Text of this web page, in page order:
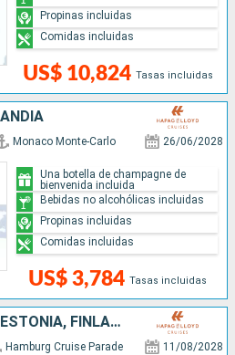
US$ 10,824 Tasas incluidas
Propinas incluidas
Comidas incluidas
Monaco Monte-Carlo 26/06/2028
US$ 3,784 Tasas incluidas
Una botella de champagne de
bienvenida incluida
Bebidas no alcohólicas incluidas
Propinas incluidas
Comidas incluidas
DINAMARCA, LETONIA, ESTONIA, FINLANDIA, SUECIA, POLONIA, ALEMANIA
Hamburg Cruise Parade 11/08/2028